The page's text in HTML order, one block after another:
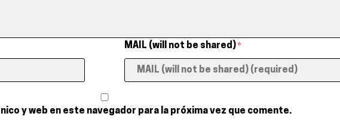
MAIL (will not be shared) *
y web en este navegador para la próxima vez que comente.